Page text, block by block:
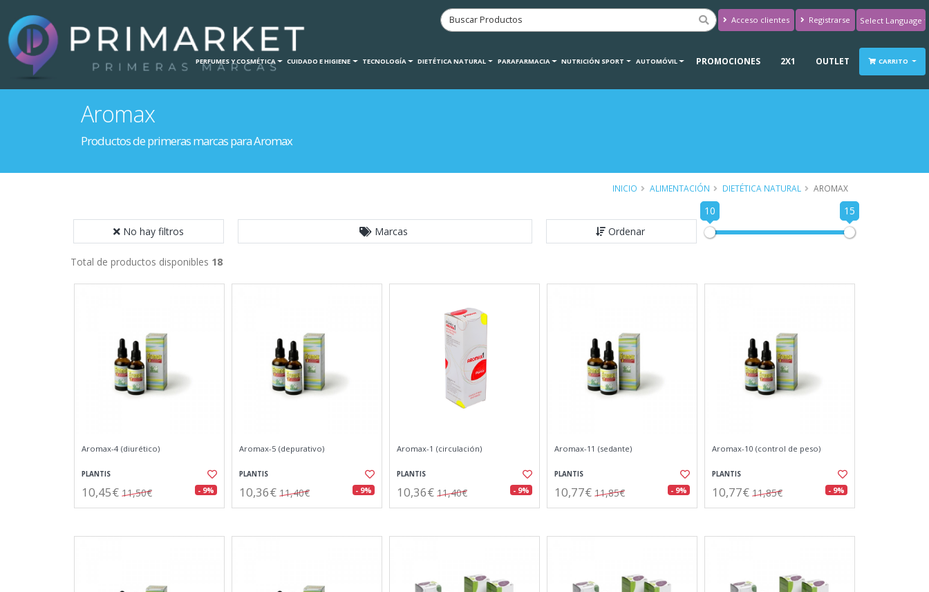
Acceso clientes Registrarse
Translate
PERFUMES Y COSMÉTICA CUIDADO E HIGIENE TECNOLOGÍA DIETÉTICA NATURAL PARAFARMACIA NUTRICIÓN SPORT AUTOMÓVIL PROMOCIONES 2X1 OUTLET CARRITO
Aromax
Productos de primeras marcas para Aromax
INICIO ALIMENTACIÓN DIETÉTICA NATURAL AROMAX
No hay filtros Marcas Ordenar
10 15
Total de productos disponibles 18
Aromax-4 (diurético)
PLANTIS
10,45€ 11,50€ - 9%
Aromax-5 (depurativo)
PLANTIS
10,36€ 11,40€ - 9%
Aromax-1 (circulación)
PLANTIS
10,36€ 11,40€ - 9%
Aromax-11 (sedante)
PLANTIS
10,77€ 11,85€ - 9%
Aromax-10 (control de peso)
PLANTIS
10,77€ 11,85€ - 9%